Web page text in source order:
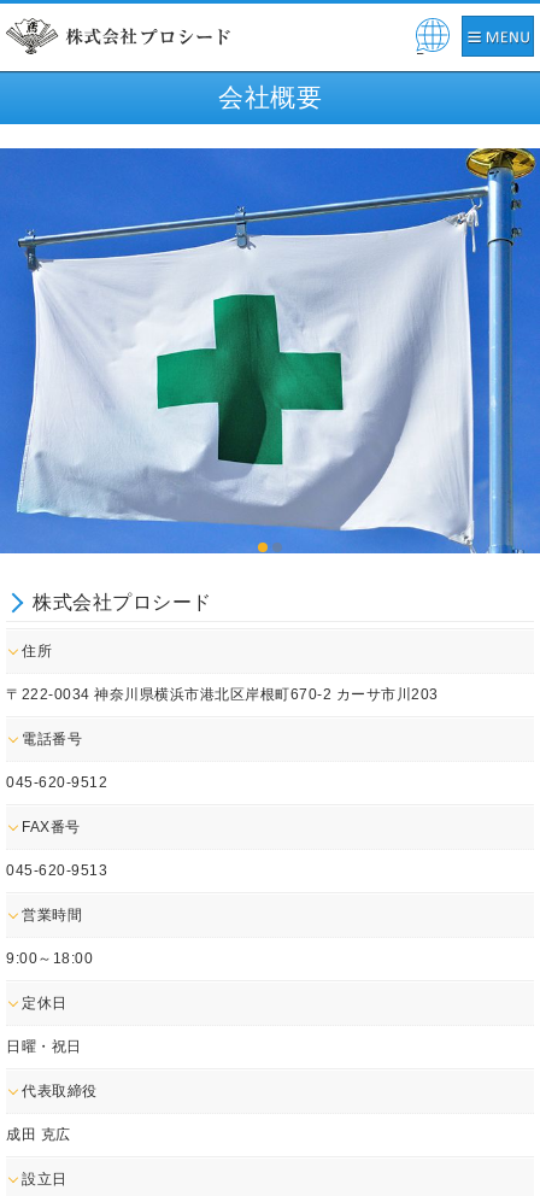
Pow
会社概要
株式会社プロシード
住所
〒222-0034 神奈川県横浜市港北区岸根町670-2 カーサ市川203
電話番号
045-620-9512
FAX番号
045-620-9513
営業時間
9:00～18:00
定休日
日曜・祝日
代表取締役
成田 克広
設立日